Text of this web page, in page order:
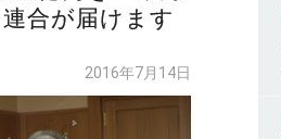
合が届けます
2016年7月14日